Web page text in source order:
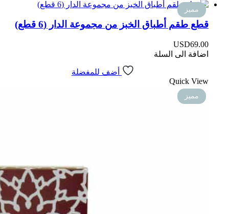
مميز
قطع طقم أطباق الخبز من مجموعة الدار (6 قطع)
USD69.00
اضافة الى السلة
أضف للمفضلة
Quick View
مميز